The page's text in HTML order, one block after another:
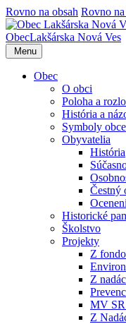
Rovno na obsah Rovno
ObecLakšárska Nová Ves
Menu
Obec
O obci
Poloha a
História a
Symboly obce
Obyvatelia
História
Čestný
Historické
Školstvo
Projekty
Z
Z
MV SR
Z